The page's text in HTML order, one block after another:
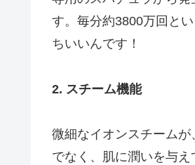
す。毎分約3800万回と
ちいいんです！
2. スチーム機能
微細なイオンスチーム
でなく、肌に潤いを与え